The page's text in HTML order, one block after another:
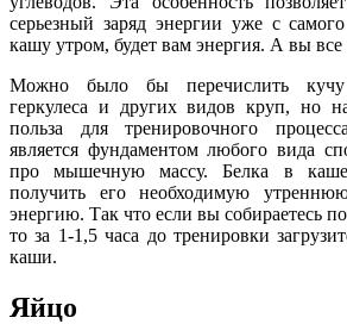
серьезный заряд энергии уже с
кашу утром, будет вам энергия. А вы все
Можно было бы перечислить кучу
геркулеса и других видов круп, но
польза для тренировочного
является фундаментом любого вида
про мышечную массу. Белка в каше
получить его необходимую
энергию. Так что если вы собираетесь
то за 1-1,5 часа до тренировки
каши.
Яйцо